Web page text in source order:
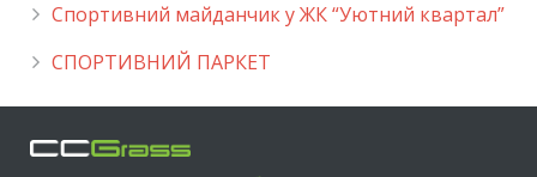
Cпортивний майданчик у ЖК “Уютний квартал”
СПОРТИВНИЙ ПАРКЕТ